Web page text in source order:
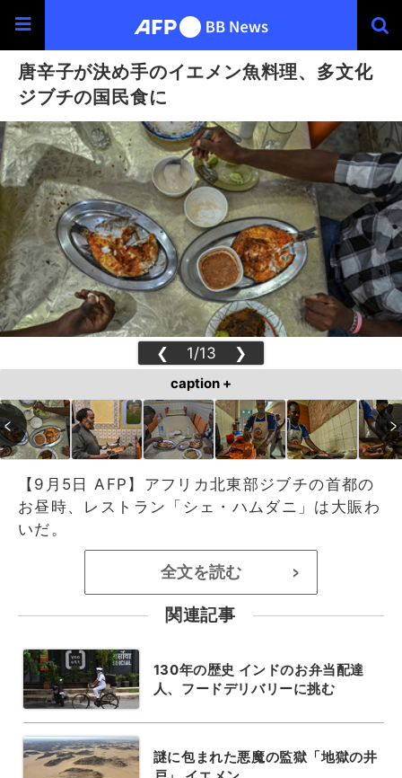
唐辛子が決め手のイエメン魚料理、多文化
ジブチの国民食に
❮ 1/13 ❯
caption +
【9月5日 AFP】アフリカ北東部ジブチの首都の
お昼時、レストラン「シェ・ハムダニ」は大賑わ
いだ。
全文を読む >
関連記事
130年の歴史 インドのお弁当配達
人、フードデリバリーに挑む
謎に包まれた悪魔の監獄「地獄の井